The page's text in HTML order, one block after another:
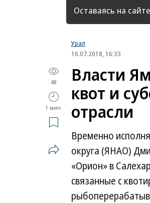
Оставаясь на
Урал
16.07.2018, 16:33
48
1 мин.
Власти
квот и
отрасли
Временно
округа (ЯНАО)
«Орион» в
связанные с